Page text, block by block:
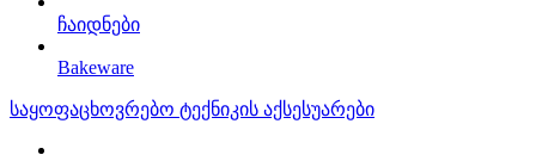
ჩაიდნები
Bakeware
საყოფაცხოვრებო ტექნიკის აქსესუარები